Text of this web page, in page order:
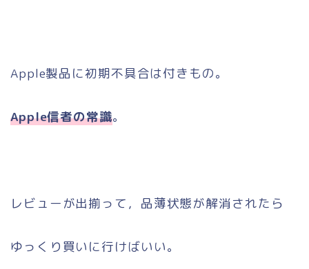
Apple製品に初期不具合は付きもの。
Apple信者の常識。
レビューが出揃って，品薄状態が解消されたら
ゆっくり買いに行けばいい。